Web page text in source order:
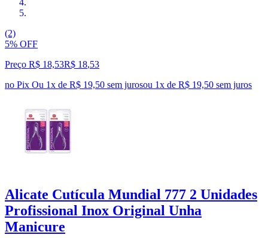
(2)
5% OFF
Preço R$ 18,53R$ 18,53
no Pix Ou 1x de R$ 19,50 sem jurosou 1x de R$ 19,50 sem juros
Alicate Cutícula Mundial 777 2 Unidades
Profissional Inox Original Unha
Manicure